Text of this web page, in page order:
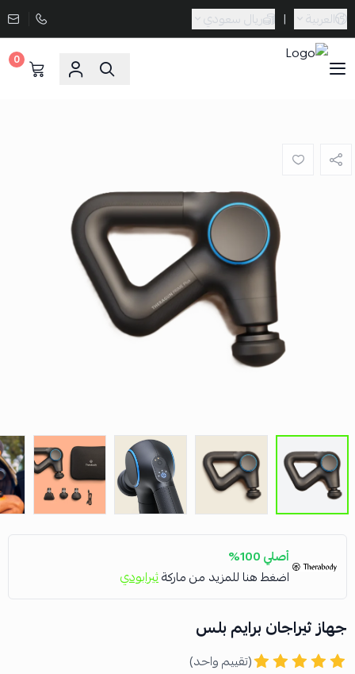
العربية | ريال سعودي
0
أصلي 100%
اضغط هنا للمزيد من ماركةثيرابودي
جهاز ثيراجان برايم بلس
(تقييم واحد)